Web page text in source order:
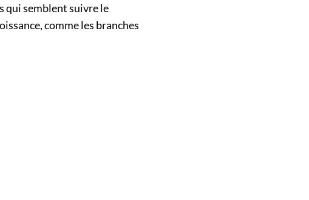
qui semblent suivre le
comme les branches